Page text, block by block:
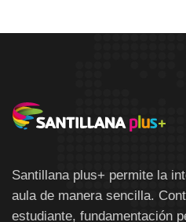
Santillana plus+ permite la
aula de manera sencilla.
estudiante, fundamentación